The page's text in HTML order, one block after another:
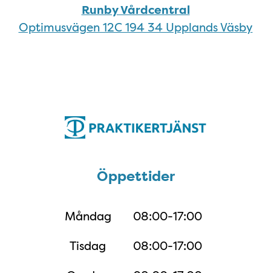
Runby Vårdcentral
Optimusvägen 12C 194 34 Upplands Väsby
Öppettider
Måndag
08:00-17:00
Tisdag
08:00-17:00